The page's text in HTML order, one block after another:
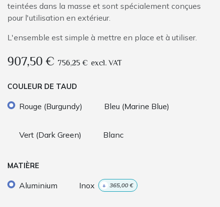
teintées dans la masse et sont spécialement conçues
pour l'utilisation en extérieur.
L'ensemble est simple à mettre en place et à utiliser.
907,50€ 756,25 € excl. VAT
COULEUR DE TAUD
Rouge (Burgundy) Bleu (Marine Blue)
Vert (Dark Green) Blanc
MATIÈRE
Aluminium Inox + 365,00 €